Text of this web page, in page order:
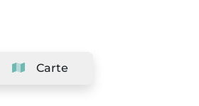
Carte